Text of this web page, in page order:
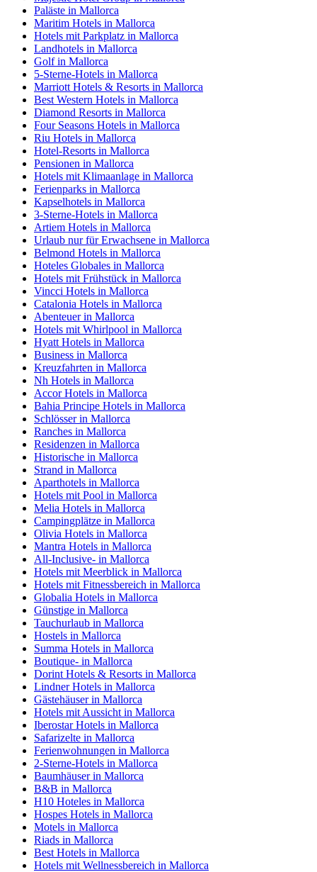
Paläste in Mallorca
Maritim Hotels in Mallorca
Hotels mit Parkplatz in Mallorca
Landhotels in Mallorca
Golf in Mallorca
5-Sterne-Hotels in Mallorca
Marriott Hotels & Resorts in Mallorca
Best Western Hotels in Mallorca
Diamond Resorts in Mallorca
Four Seasons Hotels in Mallorca
Riu Hotels in Mallorca
Hotel-Resorts in Mallorca
Pensionen in Mallorca
Hotels mit Klimaanlage in Mallorca
Ferienparks in Mallorca
Kapselhotels in Mallorca
3-Sterne-Hotels in Mallorca
Artiem Hotels in Mallorca
Urlaub nur für Erwachsene in Mallorca
Belmond Hotels in Mallorca
Hoteles Globales in Mallorca
Hotels mit Frühstück in Mallorca
Vincci Hotels in Mallorca
Catalonia Hotels in Mallorca
Abenteuer in Mallorca
Hotels mit Whirlpool in Mallorca
Hyatt Hotels in Mallorca
Business in Mallorca
Kreuzfahrten in Mallorca
Nh Hotels in Mallorca
Accor Hotels in Mallorca
Bahia Principe Hotels in Mallorca
Schlösser in Mallorca
Ranches in Mallorca
Residenzen in Mallorca
Historische in Mallorca
Strand in Mallorca
Aparthotels in Mallorca
Hotels mit Pool in Mallorca
Melia Hotels in Mallorca
Campingplätze in Mallorca
Olivia Hotels in Mallorca
Mantra Hotels in Mallorca
All-Inclusive- in Mallorca
Hotels mit Meerblick in Mallorca
Hotels mit Fitnessbereich in Mallorca
Globalia Hotels in Mallorca
Günstige in Mallorca
Tauchurlaub in Mallorca
Hostels in Mallorca
Summa Hotels in Mallorca
Boutique- in Mallorca
Dorint Hotels & Resorts in Mallorca
Lindner Hotels in Mallorca
Gästehäuser in Mallorca
Hotels mit Aussicht in Mallorca
Iberostar Hotels in Mallorca
Safarizelte in Mallorca
Ferienwohnungen in Mallorca
2-Sterne-Hotels in Mallorca
Baumhäuser in Mallorca
B&B in Mallorca
H10 Hoteles in Mallorca
Hospes Hotels in Mallorca
Motels in Mallorca
Riads in Mallorca
Best Hotels in Mallorca
Hotels mit Wellnessbereich in Mallorca